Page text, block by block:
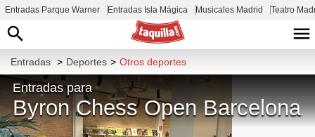
Entradas Parque Warner Entradas Isla Mágica Musicales Madrid Teatro
Entradas > Deportes > Otros deportes
Entradas para
Byron Chess Open Barcelona